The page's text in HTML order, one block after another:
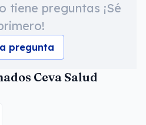
tiene preguntas ¡Sé
pregunta
Ceva Salud